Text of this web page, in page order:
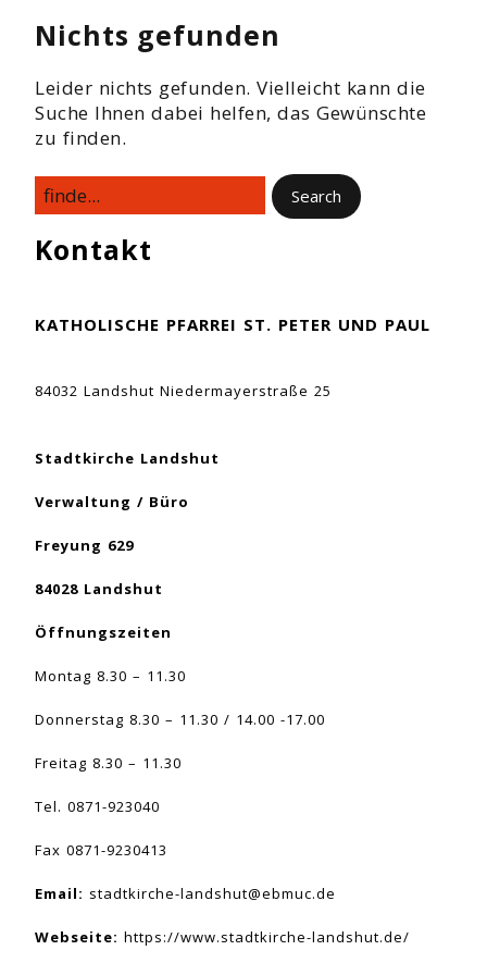
Nichts gefunden
Leider nichts gefunden. Vielleicht kann die
Suche Ihnen dabei helfen, das Gewünschte
zu finden.
Kontakt
KATHOLISCHE PFARREI ST. PETER UND PAUL
84032 Landshut Niedermayerstraße 25
Stadtkirche Landshut
Verwaltung / Büro
Freyung 629
84028 Landshut
Öffnungszeiten
Montag 8.30 – 11.30
Donnerstag 8.30 – 11.30 / 14.00 -17.00
Freitag 8.30 – 11.30
Tel. 0871-923040
Fax 0871-9230413
Email: stadtkirche-landshut@ebmuc.de
Webseite: https://www.stadtkirche-landshut.de/